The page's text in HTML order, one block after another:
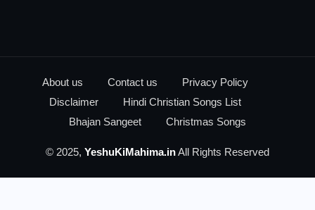
About us Contact us
Privacy Policy
Disclaimer
Hindi Christian Songs List
Bhajan Sangeet
Christmas Songs
© 2025, YeshuKiMahima.inAll Rights Reserved